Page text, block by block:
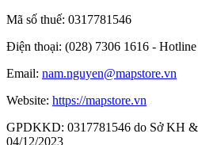
Mã số thuế: 0317781546
Điện thoại: (028) 7306 1616 -
Email: nam.nguyen@mapstore.vn
Website: https://mapstore.vn
GPDKKD: 0317781546 do Sở KH
04/12/2023